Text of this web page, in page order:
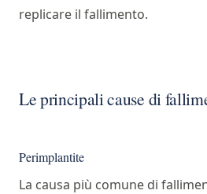
replicare il fallimento.
Le principali cause di
Perimplantite
La causa più comune di